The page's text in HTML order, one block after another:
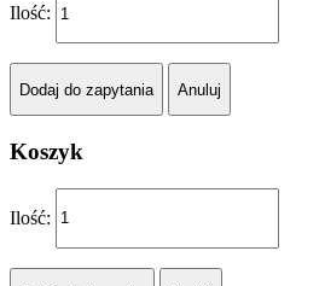
Ilość:
Koszyk
Ilość: